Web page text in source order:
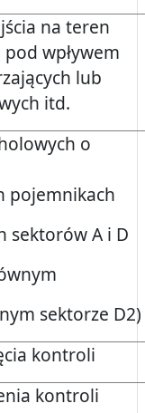
na teren
wpływem
lub
itd.
o
pojemnikach
sektorów A i D
sektorze D2)
kontroli
kontroli